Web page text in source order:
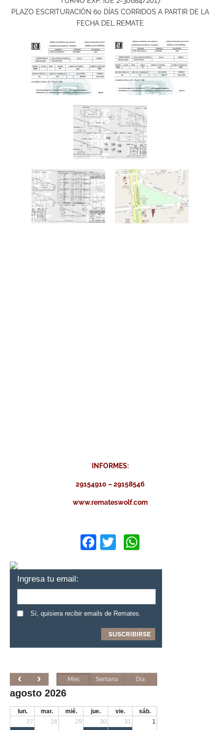
PLAZO ESCRITURACIÓN 60 DÍAS CORRIDOS A PARTIR DE LA
FECHA DEL REMATE
INFORMES:
29154910 – 29158546
www.remateswolf.com
Facebook
Twitter
Ingresa tu email:
Sí, quisiera recibir emails de Remates.
Mes Semana Día
agosto 2026
lun. mar. mié. jue. vie.
sáb.
27
28 29 30 31 1